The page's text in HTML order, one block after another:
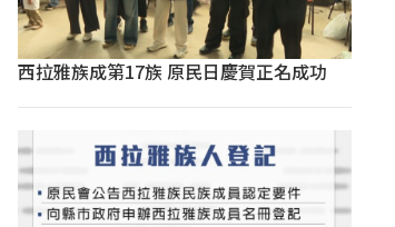
西拉雅族成第17族 原民日慶賀正名成功